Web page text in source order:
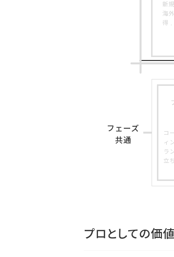
新
海
得 ,
フェーズ
共通
コ
ィ
ラ
立
プロとしての価